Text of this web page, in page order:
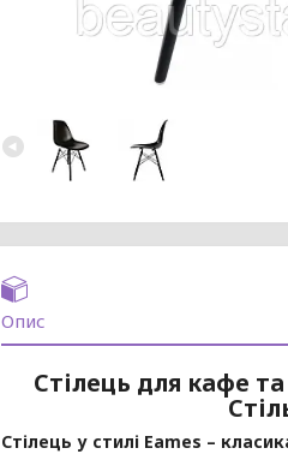
Опис
Стілець для кафе
Стілець у стилі Eames –